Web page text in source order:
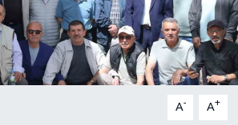
A- A+